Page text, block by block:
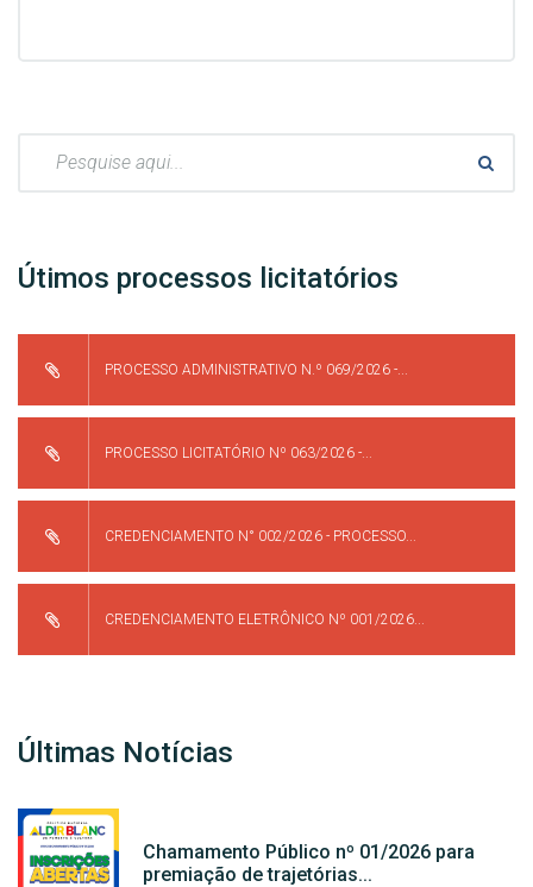
Útimos processos licitatórios
PROCESSO ADMINISTRATIVO N.º 069/2026 -...
PROCESSO LICITATÓRIO Nº 063/2026 -...
CREDENCIAMENTO N° 002/2026 - PROCESSO...
CREDENCIAMENTO ELETRÔNICO Nº 001/2026...
Últimas Notícias
Chamamento Público nº 01/2026 para
premiação de trajetórias...